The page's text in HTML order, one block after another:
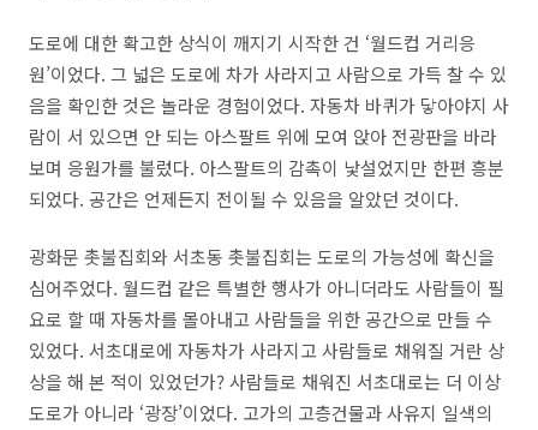
도로에 대한 확고한 상식이 깨지기 시작한 건 ‘월드컵 거리응
원’이었다. 그 넓은 도로에 차가 사라지고 사람으로 가득 찰 수 있
음을 확인한 것은 놀라운 경험이었다. 자동차 바퀴가 닿아야지 사
람이 서 있으면 안 되는 아스팔트 위에 모여 앉아 전광판을 바라
보며 응원가를 불렀다. 아스팔트의 감촉이 낯설었지만 한편 흥분
되었다. 공간은 언제든지 전이될 수 있음을 알았던 것이다.
광화문 촛불집회와 서초동 촛불집회는 도로의 가능성에 확신을
심어주었다. 월드컵 같은 특별한 행사가 아니더라도 사람들이 필
요로 할 때 자동차를 몰아내고 사람들을 위한 공간으로 만들 수
있었다. 서초대로에 자동차가 사라지고 사람들로 채워질 거란 상
상을 해 본 적이 있었던가? 사람들로 채워진 서초대로는 더 이상
도로가 아니라 ‘광장’이었다. 고가의 고층건물과 사유지 일색의